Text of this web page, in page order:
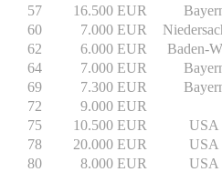
57
16.500 EUR
60
7.000 EUR
62
6.000 EUR
Baden-
64
7.000 EUR
69
7.300 EUR
72
9.000 EUR
75
10.500 EUR
USA
78
20.000 EUR
USA
80
8.000 EUR
USA